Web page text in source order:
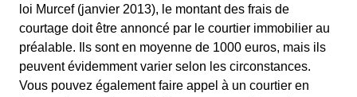
loi Murcef (janvier 2013), le montant des frais de
courtage doit être annoncé par le courtier immobilier au
préalable. Ils sont en moyenne de 1000 euros, mais ils
peuvent évidemment varier selon les circonstances.
Vous pouvez également faire appel à un courtier en